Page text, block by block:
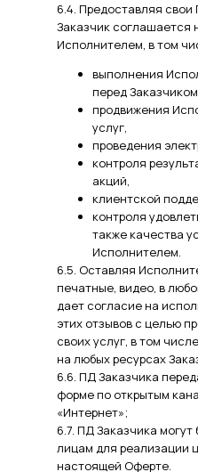
6.4. Предоставляя
Заказчик соглашается
Исполнителем, в том
выполнения
перед
продвижения
услуг,
проведения
контроля
акций,
клиентской
контроля
также качества
Исполнителем.
6.5. Оставляя
печатные, видео, в
дает согласие на
этих отзывов с целью
своих услуг, в том
на любых ресурсах
6.6. ПД Заказчика
форме по открытым
«Интернет»;
6.7. ПД Заказчика
лицам для реализации
настоящей Оферте.